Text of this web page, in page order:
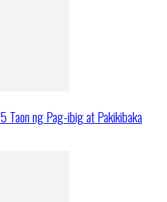
Taon ng Pag-ibig at Pakikibaka